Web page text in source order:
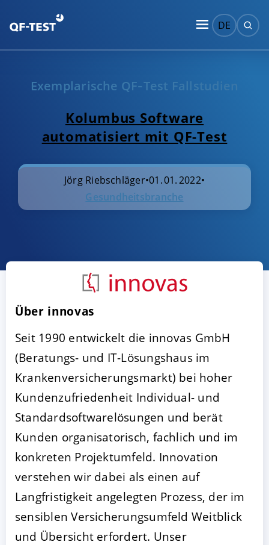
DE
Exemplarische QF‑Test Fallstudien
Kolumbus Software
automatisiert mit QF-Test
Jörg Riebschläger•01. 01. 2022•
Gesundheitsbranche
Über innovas
Seit 1990 entwickelt die innovas GmbH
(Beratungs- und IT-Lösungshaus im
Krankenversicherungsmarkt) bei hoher
Kundenzufriedenheit Individual- und
Standardsoftwarelösungen und berät
Kunden organisatorisch, fachlich und im
konkreten Projektumfeld. Innovation
verstehen wir dabei als einen auf
Langfristigkeit angelegten Prozess, der im
sensiblen Versicherungsumfeld Weitblick
und Übersicht erfordert. Unser
AKZEPTIEREN KONFIGURIEREN
Impressum |Datenschutz